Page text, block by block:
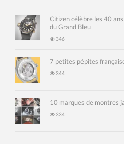
Citizen célèbre les 40
du Grand Bleu
346
7 petites pépites
344
10 marques de montres
334